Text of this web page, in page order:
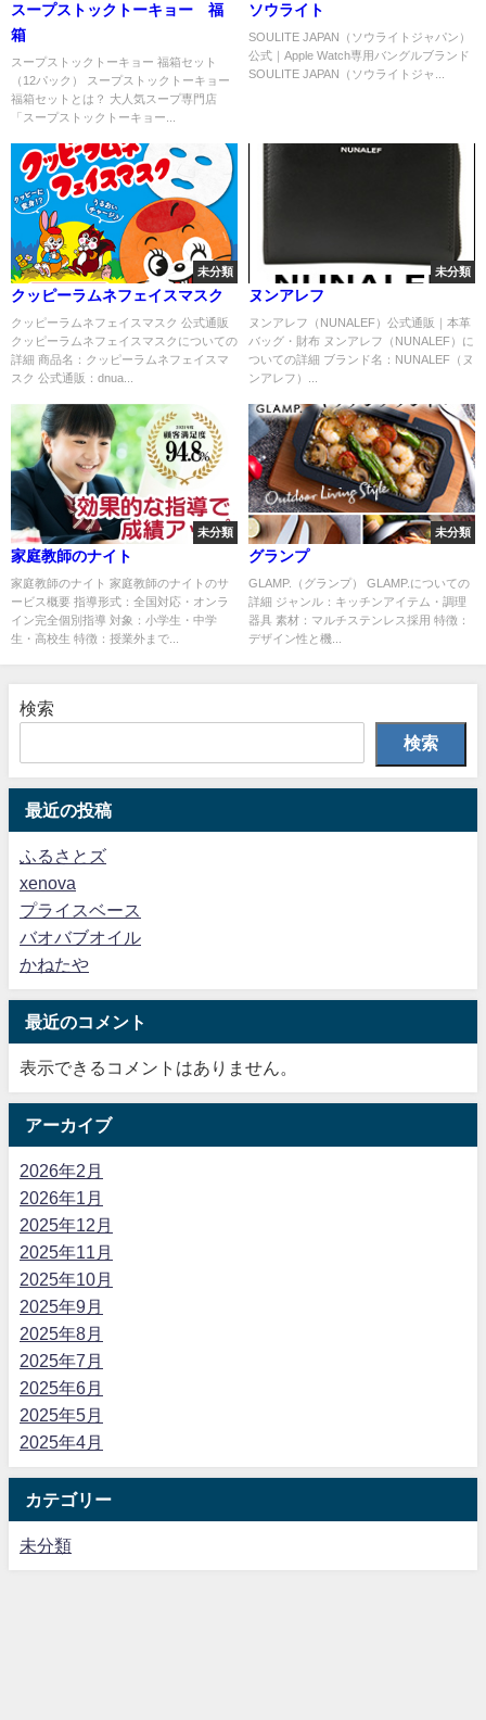
スープストックトーキョー 福
箱
スープストックトーキョー 福箱セット
（12パック） スープストックトーキョー
福箱セットとは？ 大人気スープ専門店
「スープストックトーキョー...
ソウライト
SOULITE JAPAN（ソウライトジャパン）
公式｜Apple Watch専用バングルブランド
SOULITE JAPAN（ソウライトジャ...
未分類
クッピーラムネフェイスマスク
クッピーラムネフェイスマスク 公式通販
クッピーラムネフェイスマスクについての
詳細 商品名：クッピーラムネフェイスマ
スク 公式通販：dnua...
未分類
ヌンアレフ
ヌンアレフ（NUNALEF）公式通販｜本革
バッグ・財布 ヌンアレフ（NUNALEF）に
ついての詳細 ブランド名：NUNALEF（ヌ
ンアレフ）...
未分類
家庭教師のナイト
家庭教師のナイト 家庭教師のナイトのサ
ービス概要 指導形式：全国対応・オンラ
イン完全個別指導 対象：小学生・中学
生・高校生 特徴：授業外まで...
未分類
グランプ
GLAMP.（グランプ） GLAMP.についての
詳細 ジャンル：キッチンアイテム・調理
器具 素材：マルチステンレス採用 特徴：
デザイン性と機...
検索
検索
最近の投稿
ふるさとズ
xenova
プライスベース
バオバブオイル
かねたや
最近のコメント
表示できるコメントはありません。
アーカイブ
2026年2月
2026年1月
2025年12月
2025年11月
2025年10月
2025年9月
2025年8月
2025年7月
2025年6月
2025年5月
2025年4月
カテゴリー
未分類